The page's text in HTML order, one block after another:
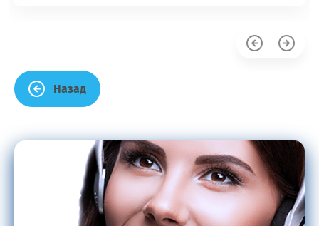
Назад